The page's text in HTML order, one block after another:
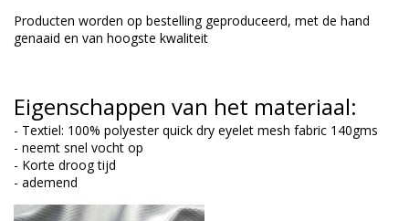
Producten worden op bestelling geproduceerd, met de hand
genaaid en van hoogste kwaliteit
Eigenschappen van het materiaal:
- Textiel: 100% polyester quick dry eyelet mesh fabric 140gms
- neemt snel vocht op
- Korte droog tijd
- ademend